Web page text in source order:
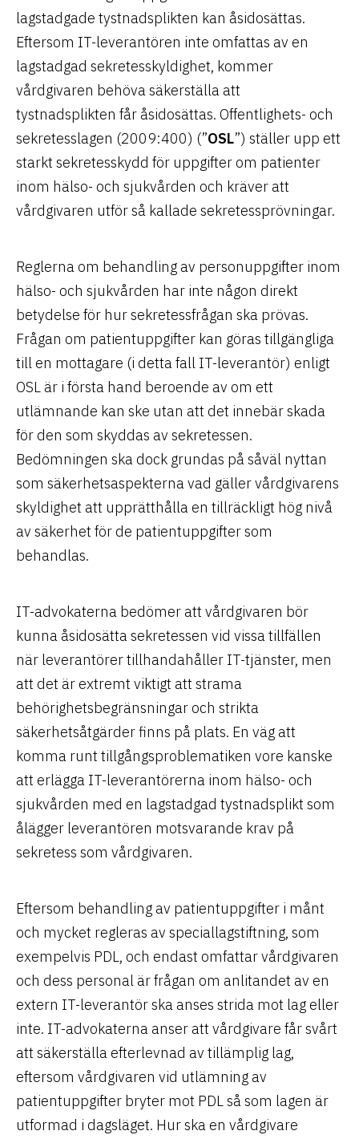
lagstadgade tystnadsplikten kan åsidosättas.
Eftersom IT-leverantören inte omfattas av en
lagstadgad sekretesskyldighet, kommer
vårdgivaren behöva säkerställa att
tystnadsplikten får åsidosättas. Offentlighets- och
sekretesslagen (2009:400) (”OSL”) ställer upp ett
starkt sekretesskydd för uppgifter om patienter
inom hälso- och sjukvården och kräver att
vårdgivaren utför så kallade sekretessprövningar.
Reglerna om behandling av personuppgifter inom
hälso- och sjukvården har inte någon direkt
betydelse för hur sekretessfrågan ska prövas.
Frågan om patientuppgifter kan göras tillgängliga
till en mottagare (i detta fall IT-leverantör) enligt
OSL är i första hand beroende av om ett
utlämnande kan ske utan att det innebär skada
för den som skyddas av sekretessen.
Bedömningen ska dock grundas på såväl nyttan
som säkerhetsaspekterna vad gäller vårdgivarens
skyldighet att upprätthålla en tillräckligt hög nivå
av säkerhet för de patientuppgifter som
behandlas.
IT-advokaterna bedömer att vårdgivaren bör
kunna åsidosätta sekretessen vid vissa tillfällen
när leverantörer tillhandahåller IT-tjänster, men
att det är extremt viktigt att strama
behörighetsbegränsningar och strikta
säkerhetsåtgärder finns på plats. En väg att
komma runt tillgångsproblematiken vore kanske
att erlägga IT-leverantörerna inom hälso- och
sjukvården med en lagstadgad tystnadsplikt som
ålägger leverantören motsvarande krav på
sekretess som vårdgivaren.
Eftersom behandling av patientuppgifter i månt
och mycket regleras av speciallagstiftning, som
exempelvis PDL, och endast omfattar vårdgivaren
och dess personal är frågan om anlitandet av en
extern IT-leverantör ska anses strida mot lag eller
inte. IT-advokaterna anser att vårdgivare får svårt
att säkerställa efterlevnad av tillämplig lag,
eftersom vårdgivaren vid utlämning av
patientuppgifter bryter mot PDL så som lagen är
utformad i dagsläget. Hur ska en vårdgivare